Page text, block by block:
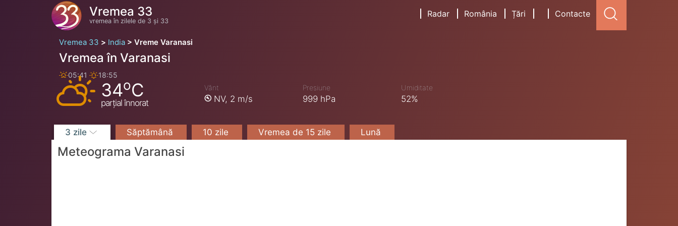
Vremea 33
vremea în zilele de 3 și 33
Radar România Țări Contacte
Vremea 33 India Vreme Varanasi
Vremea în Varanasi
05:41 18:55
34oC
parțial înnorat
Vânt
NV, 2 m/s
Presiune
999 hPa
Umiditate
52%
3 zile Săptămână 10 zile Vremea de 15 zile Lună
Meteograma Varanasi